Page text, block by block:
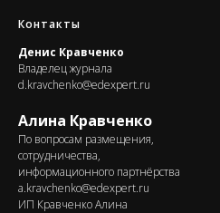
Контакты
Денис Кравченко
Владелец журнала
d.kravchenko@edexpert.ru
Алина Кравченко
По вопросам размещения,
сотрудничества,
информационного партнёрства
a.kravchenko@edexpert.ru
ИП Кравченко Алина